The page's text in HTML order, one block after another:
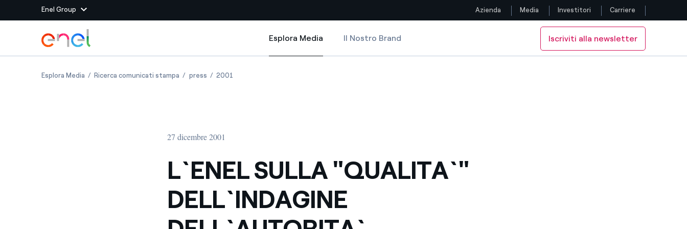
Enel Group
Siti del Gruppo
Enel Green Power Produciamo energia pulita da fonti rinnovabili
Massimizziamo la creazione di valore grazie al
rapporto con i nostri fornitori
energia pulita
Siti Paese
Colombia
Italia
Seguici
Vai al contenuto principale
Azienda Media Investitori Carriere
Esplora Media
Esplora Media
Il Nostro Brand Iscriviti alla newsletter
Esplora MediaL`ENEL SULLA "QUALITA`" DELL`INDAGINE DELL`AUTORITA`
Ricerca comunicati stampa L`ENEL SULLA "QUALITA`" DELL`INDAGINE DELL`AUTORITA`
pressL`ENEL SULLA "QUALITA`" DELL`INDAGINE DELL`AUTORITA`
2001
27 dicembre 2001
L`ENEL SULLA "QUALITA`"
DELL`INDAGINE